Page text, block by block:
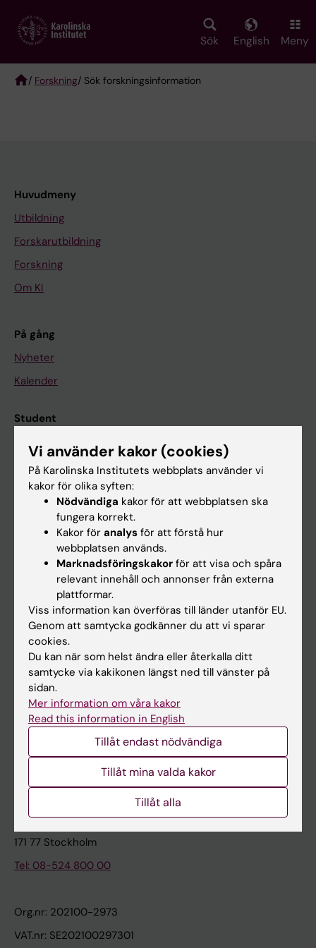
main
Sök English Meny
/ Forskning/ Sök forskningsinformation
Huvudmeny
Utbildning
Forskarutbildning
Forskning
Om KI
På gång
Nyheter
Kalender
Student
Ladok
Canvas
Schema
Studentmejlen
Kurs- och programwebbar
Student på KI
Medarbetare
Medarbetarportalen
Kontakta och besök KI
Universitetsbiblioteket
Stöd forskning och utbildning
Karolinska Institutet Innovation
Kontakta presstjänsten
Karolinska Institutet
171 77 Stockholm
Tel: 08-524 800 00
Org.nr: 202100-2973
VAT.nr: SE202100297301
Vi använder kakor (cookies)
På Karolinska Institutets webbplats använder vi
kakor för olika syften:
Nödvändiga kakor för att webbplatsen ska
fungera korrekt.
Kakor för analys för att förstå hur
webbplatsen används.
Marknadsföringskakor för att visa och spåra
relevant innehåll och annonser från externa
plattformar.
Viss information kan överföras till länder utanför EU.
Genom att samtycka godkänner du att vi sparar
cookies.
Du kan när som helst ändra eller återkalla ditt
samtycke via kakikonen längst ned till vänster på
sidan.
Mer information om våra kakor
Read this information in English
Tillåt endast nödvändiga
Tillåt mina valda kakor
Tillåt alla